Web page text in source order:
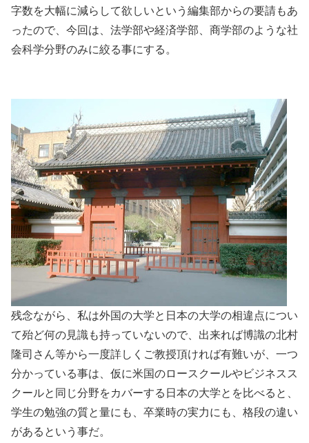
字数を大幅に減らして欲しいという編集部からの要請もあ
ったので、今回は、法学部や経済学部、商学部のような社
会科学分野のみに絞る事にする。
残念ながら、私は外国の大学と日本の大学の相違点につい
て殆ど何の見識も持っていないので、出来れば博識の北村
隆司さん等から一度詳しくご教授頂ければ有難いが、一つ
分かっている事は、仮に米国のロースクールやビジネスス
クールと同じ分野をカバーする日本の大学とを比べると、
学生の勉強の質と量にも、卒業時の実力にも、格段の違い
があるという事だ。